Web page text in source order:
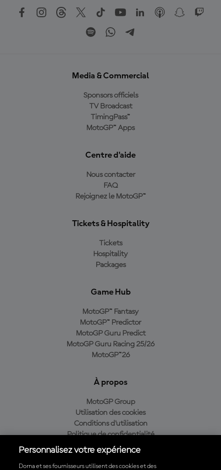
Media & Commercial
Sponsors officiels
TV Broadcast
TimingPass™
MotoGP™ Apps
Centre d'aide
Nous contacter
FAQ
Rejoignez le MotoGP™
Tickets & Hospitality
Tickets
Hospitality
Packages
Game Hub
MotoGP™ Fantasy
MotoGP™ Predictor
MotoGP Guru Predict
MotoGP Guru Racing 25/26
MotoGP™26
À propos
MotoGP Group
Utilisation des cookies
Conditions d'utilisation
Politique de confidentialité
Politique d’achat
Personnalisez votre expérience
Dorna et ses fournisseurs utilisent des cookies et des